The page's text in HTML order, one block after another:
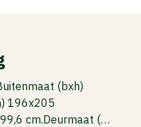
(bxh)
196x205
cm.Deurmaat (…